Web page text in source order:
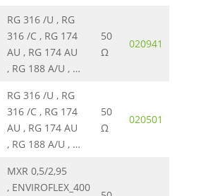
RG 316 /U , RG
316 /C , RG 174
AU , RG 174 AU
, RG 188 A/U , …
50
Ω
020941
RG 316 /U , RG
316 /C , RG 174
AU , RG 174 AU
, RG 188 A/U , …
50
Ω
020501
MXR 0,5/2,95
, ENVIROFLEX_400